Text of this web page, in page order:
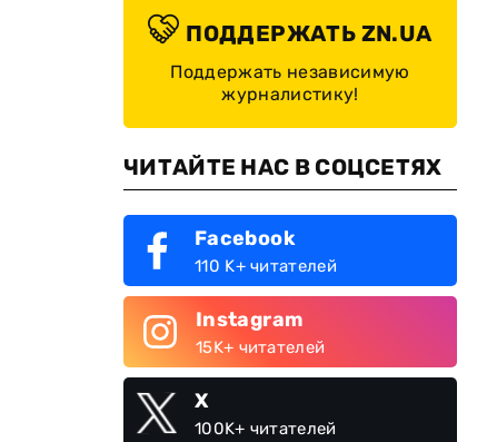
ПОДДЕРЖАТЬ ZN.UA
Поддержать независимую
журналистику!
ЧИТАЙТЕ НАС В СОЦСЕТЯХ
Facebook
110 K+ читателей
Instagram
15K+ читателей
X
100K+ читателей